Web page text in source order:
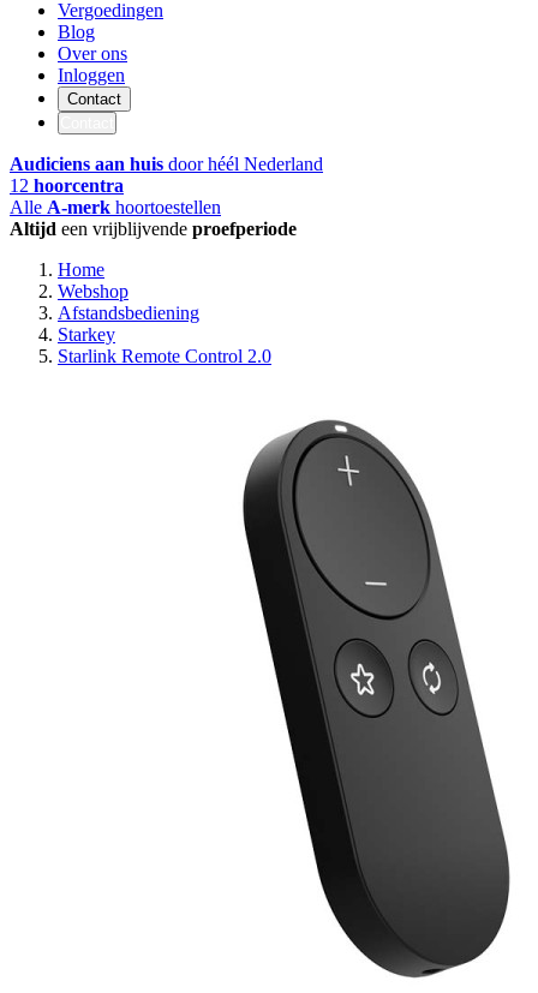
Vergoedingen
Blog
Over ons
Inloggen
Contact
Audiciens aan huis door héél Nederland
12 hoorcentra
Alle A-merk hoortoestellen
Altijd een vrijblijvende proefperiode
Home
Webshop
Afstandsbediening
Starkey
Starlink Remote Control 2.0